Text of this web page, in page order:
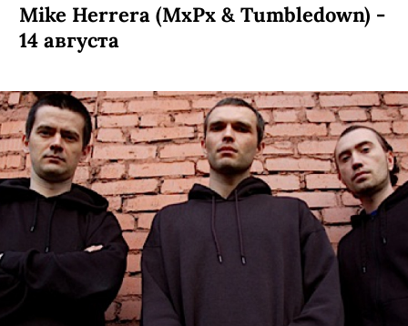
Mike Herrera (MxPx & Tumbledown) -
14 августа